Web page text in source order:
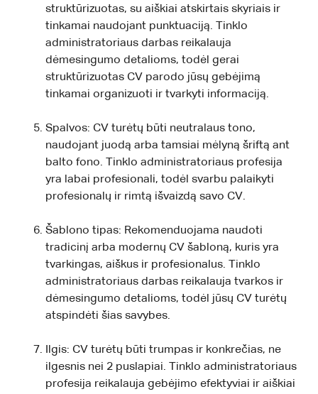
struktūrizuotas, su aiškiai atskirtais skyriais ir
tinkamai naudojant punktuaciją. Tinklo
administratoriaus darbas reikalauja
dėmesingumo detalioms, todėl gerai
struktūrizuotas CV parodo jūsų gebėjimą
tinkamai organizuoti ir tvarkyti informaciją.
Spalvos: CV turėtų būti neutralaus tono,
naudojant juodą arba tamsiai mėlyną šriftą ant
balto fono. Tinklo administratoriaus profesija
yra labai profesionali, todėl svarbu palaikyti
profesionalų ir rimtą išvaizdą savo CV.
Šablono tipas: Rekomenduojama naudoti
tradicinį arba modernų CV šabloną, kuris yra
tvarkingas, aiškus ir profesionalus. Tinklo
administratoriaus darbas reikalauja tvarkos ir
dėmesingumo detalioms, todėl jūsų CV turėtų
atspindėti šias savybes.
Ilgis: CV turėtų būti trumpas ir konkrečias, ne
ilgesnis nei 2 puslapiai. Tinklo administratoriaus
profesija reikalauja gebėjimo efektyviai ir aiškiai